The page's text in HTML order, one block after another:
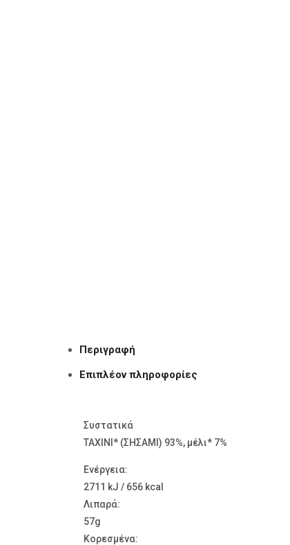
Περιγραφή
Επιπλέον πληροφορίες
Συστατικά
ΤΑΧΙΝΙ* (ΣΗΣΑΜΙ) 93%, μέλι* 7%
Ενέργεια:
2711 kJ / 656 kcal
Λιπαρά:
57g
Kορεσμένα: